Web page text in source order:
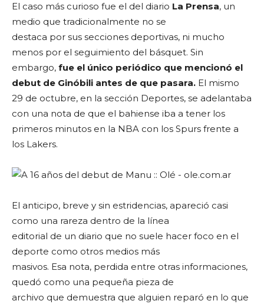
El caso más curioso fue el del diario La Prensa, un
medio que tradicionalmente no se
destaca por sus secciones deportivas, ni mucho
menos por el seguimiento del básquet. Sin
embargo, fue el único periódico que mencionó el
debut de Ginóbili antes de que pasara. El mismo
29 de octubre, en la sección Deportes, se adelantaba
con una nota de que el bahiense iba a tener los
primeros minutos en la NBA con los Spurs frente a
los Lakers.
El anticipo, breve y sin estridencias, apareció casi
como una rareza dentro de la línea
editorial de un diario que no suele hacer foco en el
deporte como otros medios más
masivos. Esa nota, perdida entre otras informaciones,
quedó como una pequeña pieza de
archivo que demuestra que alguien reparó en lo que